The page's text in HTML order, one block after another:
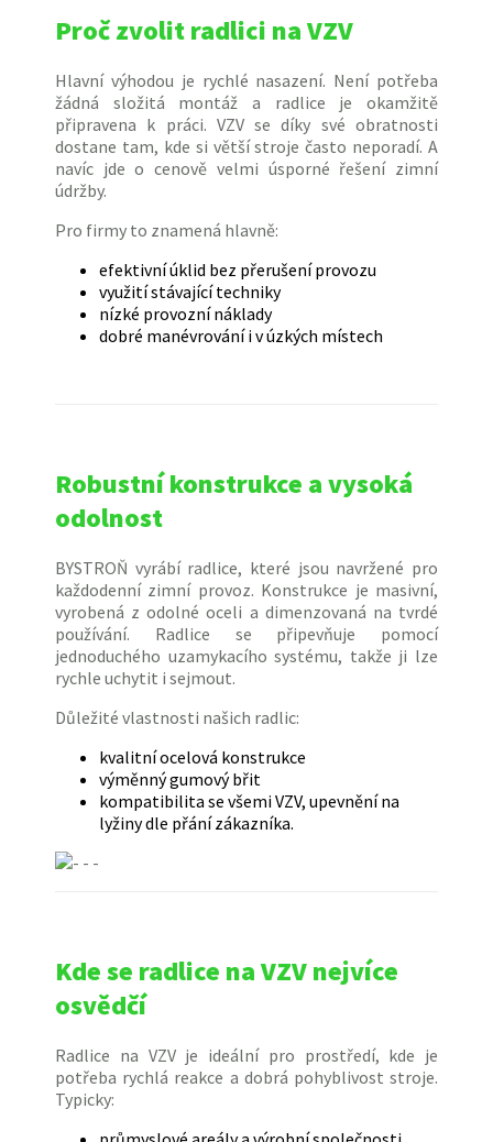
Proč zvolit radlici na VZV
Hlavní výhodou je rychlé nasazení. Není potřeba
žádná složitá montáž a radlice je okamžitě
připravena k práci. VZV se díky své obratnosti
dostane tam, kde si větší stroje často neporadí. A
navíc jde o cenově velmi úsporné řešení zimní
údržby.
Pro firmy to znamená hlavně:
efektivní úklid bez přerušení provozu
využití stávající techniky
nízké provozní náklady
dobré manévrování i v úzkých místech
Robustní konstrukce a vysoká
odolnost
BYSTROŇ vyrábí radlice, které jsou navržené pro
každodenní zimní provoz. Konstrukce je masivní,
vyrobená z odolné oceli a dimenzovaná na tvrdé
používání. Radlice se připevňuje pomocí
jednoduchého uzamykacího systému, takže ji lze
rychle uchytit i sejmout.
Důležité vlastnosti našich radlic:
kvalitní ocelová konstrukce
výměnný gumový břit
kompatibilita se všemi VZV, upevnění na
lyžiny dle přání zákazníka.
Kde se radlice na VZV nejvíce
osvědčí
Radlice na VZV je ideální pro prostředí, kde je
potřeba rychlá reakce a dobrá pohyblivost stroje.
Typicky: